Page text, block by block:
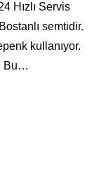
Hızlı Servis
semtidir.
kullanıyor.
Bu…